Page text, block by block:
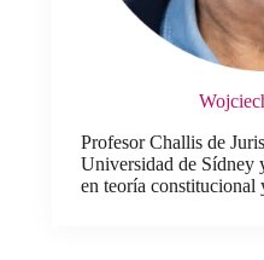
Profesor Challis de
Universidad de Sídney
en teoría constitucional